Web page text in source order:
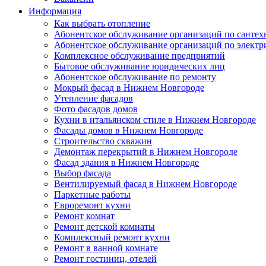
Информация
Как выбрать отопление
Абонентское обслуживание организаций по
Абонентское обслуживание организаций по
Комплексное обслуживание предприятий
Бытовое обслуживание юридических лиц
Абонентское обслуживание по ремонту
Мокрый фасад в Нижнем Новгороде
Утепление фасадов
Фото фасадов домов
Кухни в итальянском стиле в Нижнем Новгороде
Фасады домов в Нижнем Новгороде
Строительство скважин
Демонтаж перекрытий в Нижнем Новгороде
Фасад здания в Нижнем Новгороде
Выбор фасада
Вентилируемый фасад в Нижнем Новгороде
Паркетные работы
Евроремонт кухни
Ремонт комнат
Ремонт детской комнаты
Комплексный ремонт кухни
Ремонт в ванной комнате
Ремонт гостиниц, отелей